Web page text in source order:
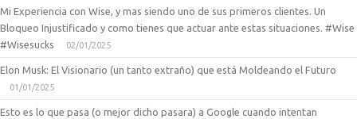
Mi Experiencia con Wise, y mas siendo uno de sus primeros clientes. Un
Bloqueo Injustificado y como tienes que actuar ante estas situaciones. #Wise
#Wisesucks
02/01/2025
Elon Musk: El Visionario (un tanto extraño) que está Moldeando el Futuro
01/01/2025
Esto es lo que pasa (o mejor dicho pasara) a Google cuando intentan